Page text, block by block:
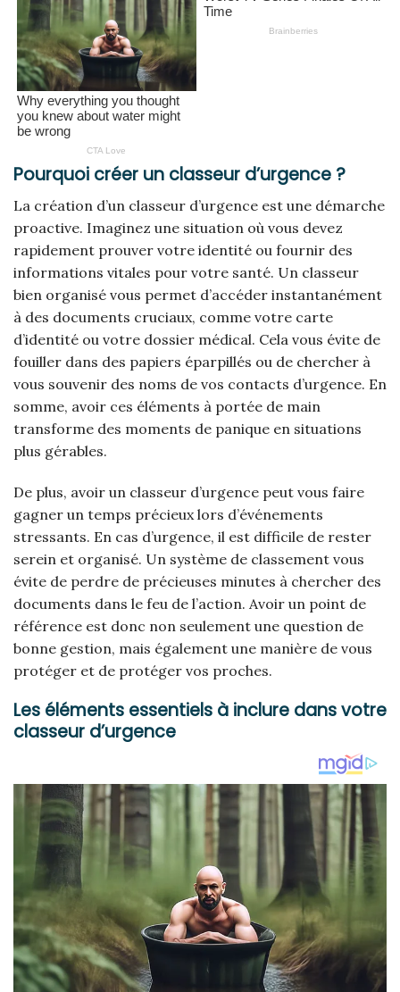
Pourquoi créer un classeur d’urgence ?
La création d’un classeur d’urgence est une démarche
proactive. Imaginez une situation où vous devez
rapidement prouver votre identité ou fournir des
informations vitales pour votre santé. Un classeur
bien organisé vous permet d’accéder instantanément
à des documents cruciaux, comme votre carte
d’identité ou votre dossier médical. Cela vous évite de
fouiller dans des papiers éparpillés ou de chercher à
vous souvenir des noms de vos contacts d’urgence. En
somme, avoir ces éléments à portée de main
transforme des moments de panique en situations
plus gérables.
De plus, avoir un classeur d’urgence peut vous faire
gagner un temps précieux lors d’événements
stressants. En cas d’urgence, il est difficile de rester
serein et organisé. Un système de classement vous
évite de perdre de précieuses minutes à chercher des
documents dans le feu de l’action. Avoir un point de
référence est donc non seulement une question de
bonne gestion, mais également une manière de vous
protéger et de protéger vos proches.
Les éléments essentiels à inclure dans votre
classeur d’urgence